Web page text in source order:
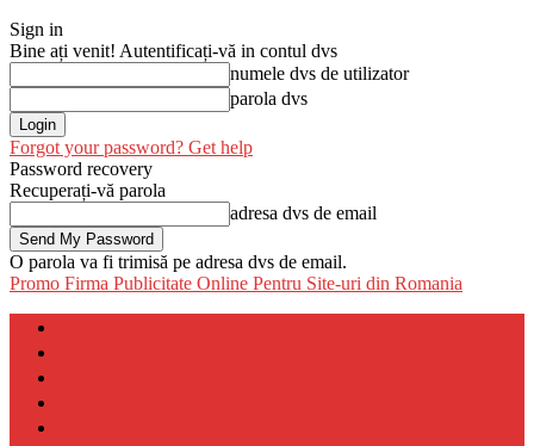
Sign in
Bine ați venit! Autentificați-vă in contul dvs
numele dvs de utilizator
parola dvs
Forgot your password? Get help
Password recovery
Recuperați-vă parola
adresa dvs de email
O parola va fi trimisă pe adresa dvs de email.
Promo Firma Publicitate Online Pentru Site-uri din Romania